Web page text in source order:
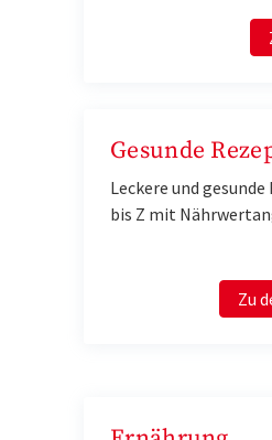
Gesunde
Leckere und
bis Z mit
Zu